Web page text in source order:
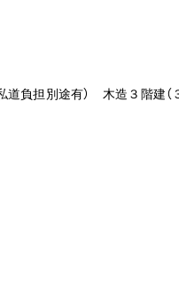
担別途有） 木造３階建